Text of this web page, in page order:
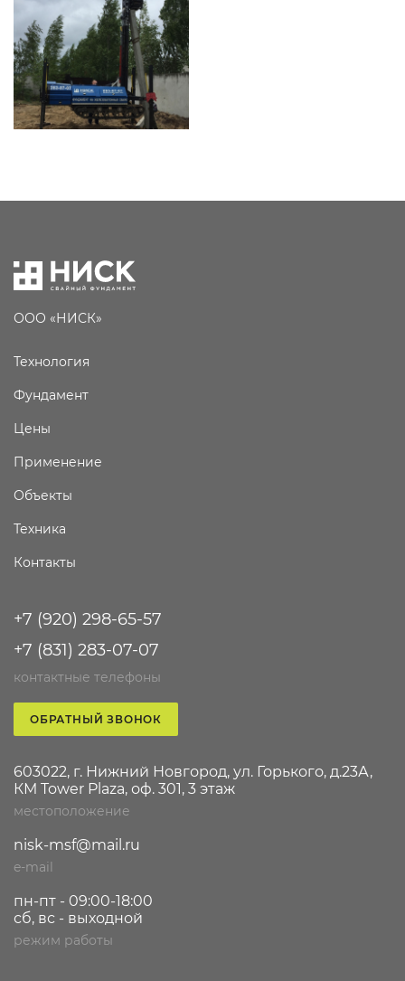
ООО «НИСК»
Технология
Фундамент
Цены
Применение
Объекты
Техника
Контакты
+7 (920) 298-65-57
+7 (831) 283-07-07
контактные телефоны
ОБРАТНЫЙ ЗВОНОК
603022, г. Нижний Новгород, ул. Горького, д.23А,
КМ Tower Plaza, оф. 301, 3 этаж
местоположение
nisk-msf@mail.ru
e-mail
пн-пт - 09:00-18:00
сб, вс - выходной
режим работы